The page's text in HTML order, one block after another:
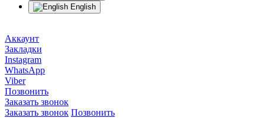
English
Аккаунт
Закладки
Instagram
WhatsApp
Viber
Позвонить
Заказать звонок
Заказать звонок Позвонить